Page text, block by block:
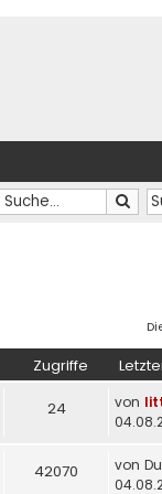
Zugriffe
24 von
42070 von